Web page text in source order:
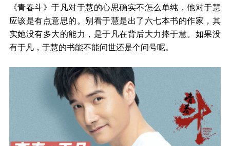
《青春斗》于凡对于慧的心思确实不怎么单纯，他对于慧
应该是有点意思的。别看于慧是出了六七本书的作家，其
实她没有多大的能力，是于凡在背后大力捧于慧。如果没
有于凡，于慧的书能不能问世还是个问号呢。